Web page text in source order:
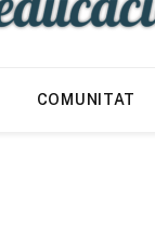
COMUNITAT